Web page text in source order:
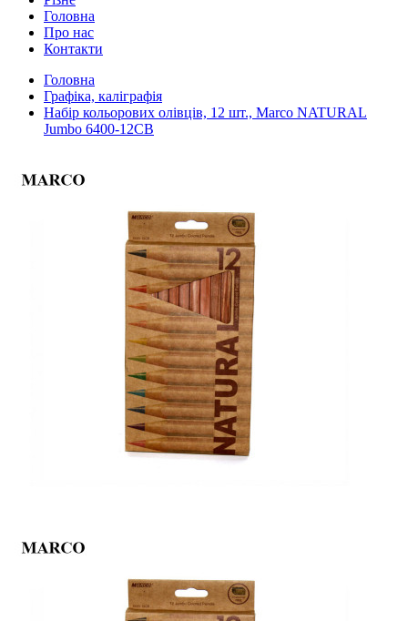
Головна
Про нас
Контакти
Головна
Графіка, каліграфія
Набір кольорових олівців, 12 шт., Marco NATURAL
Jumbo 6400-12CB